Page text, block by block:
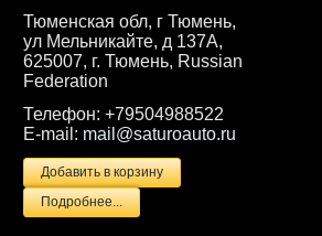
Тюменская обл, г Тюмень,
ул Мельникайте, д 137А,
625007, г. Тюмень, Russian
Federation
Телефон:+79504988522
E-mail: mail@saturoauto.ru
Подробнее...